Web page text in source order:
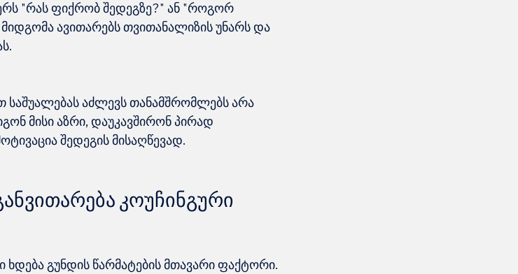
"რას ფიქრობ შედეგზე?" ან "როგორ
ავითარებს თვითანალიზის უნარს და
საშუალებას აძლევს თანამშრომლებს არა
მისი აზრი, დაუკავშირონ პირად
კოუჩინგური
გუნდის წარმატების მთავარი ფაქტორი.